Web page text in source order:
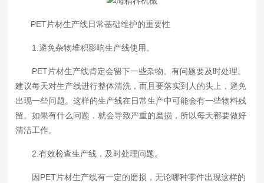
PET片材生产线日常基础维护的重要性
1.避免杂物堆积影响生产线使用。
PET片材生产线肯定会留下一些杂物。有问题要及时处理。
建议每天对生产线进行整体清洗，而且要落实到人的头上，避免
出现一些问题。这样的生产线在日常生产中可能会有一些物料残
留。如果有什么问题，就会导致严重的磨损，所以每天都要做好
清洁工作。
2.有效检查生产线，及时处理问题。
因PET片材生产线有一定的磨损，无论哪种零件出现这样的